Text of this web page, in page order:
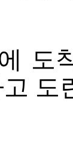
도
도